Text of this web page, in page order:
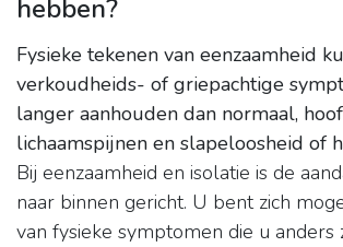
hebben?
Fysieke tekenen van eenzaamheid
verkoudheids- of griepachtige
langer aanhouden dan normaal,
lichaamspijnen en slapeloosheid of
Bij eenzaamheid en isolatie is de
naar binnen gericht. U bent zich
van fysieke symptomen die u anders